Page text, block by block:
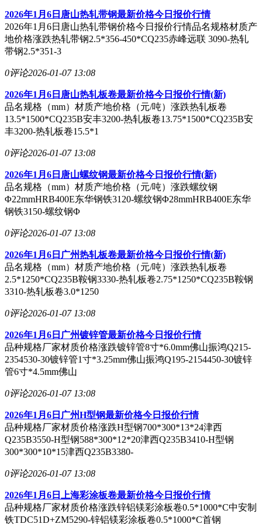
2026年1月6日唐山热轧带钢最新价格今日报价行情
2026年1月6日唐山热轧带钢价格今日报价行情品名规格材质产
地价格涨跌热轧带钢2.5*356-450*CQ235赤峰远联 3090-热轧
带钢2.5*351-3
0评论2026-01-07 13:08
2026年1月6日唐山热轧板卷最新价格今日报价行情(新)
品名规格（mm）材质产地价格（元/吨）涨跌热轧板卷
13.5*1500*CQ235B安丰3200-热轧板卷13.75*1500*CQ235B安
丰3200-热轧板卷15.5*1
0评论2026-01-07 13:08
2026年1月6日唐山螺纹钢最新价格今日报价行情(新)
品名规格（mm）材质产地价格（元/吨）涨跌螺纹钢
Φ22mmHRB400E东华钢铁3120-螺纹钢Φ28mmHRB400E东华
钢铁3150-螺纹钢Φ
0评论2026-01-07 13:08
2026年1月6日广州热轧板卷最新价格今日报价行情(新)
品名规格（mm）材质产地价格（元/吨）涨跌热轧板卷
2.5*1250*CQ235B鞍钢3330-热轧板卷2.75*1250*CQ235B鞍钢
3310-热轧板卷3.0*1250
0评论2026-01-07 13:08
2026年1月6日广州镀锌管最新价格今日报价行情
品种规格厂家材质价格涨跌镀锌管8寸*6.0mm佛山振鸿Q215-
2354530-30镀锌管1寸*3.25mm佛山振鸿Q195-2154450-30镀锌
管6寸*4.5mm佛山
0评论2026-01-07 13:08
2026年1月6日广州H型钢最新价格今日报价行情
品种规格厂家材质价格涨跌H型钢700*300*13*24津西
Q235B3550-H型钢588*300*12*20津西Q235B3410-H型钢
300*300*10*15津西Q235B3380-
0评论2026-01-07 13:08
2026年1月6日上海彩涂板卷最新价格今日报价行情
品种规格厂家材质价格涨跌锌铝镁彩涂板卷0.5*1000*C中安制
铁TDC51D+ZM5290-锌铝镁彩涂板卷0.5*1000*C首钢